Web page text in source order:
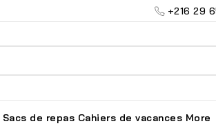
+216 29
Sacs de repas Cahiers de vacances More